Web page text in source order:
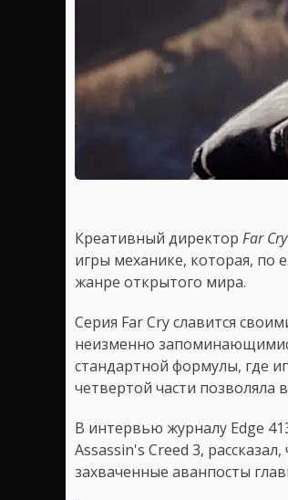
Креативный директор Far
игры механике, которая, по
жанре открытого мира.
Серия Far Cry славится
неизменно
стандартной формулы, где
четвертой части позволяла
В интервью журналу Edge
Assassin's Creed 3,
захваченные аванпосты